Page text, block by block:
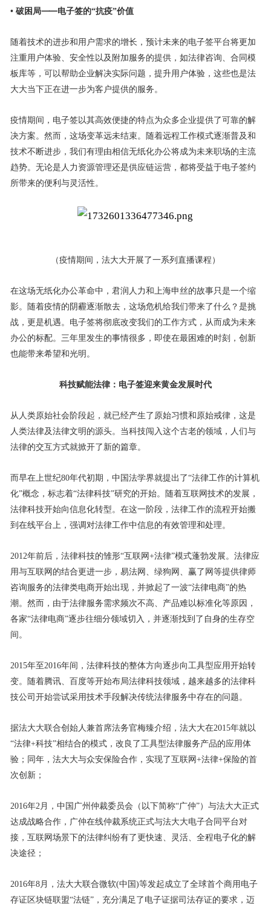
• 破困局⸺电子签的“抗疫”价值
随着技术的进步和用户需求的增长，预计未来的电子签平台将更加
注重用户体验、安全性以及附加服务的提供，如法律咨询、合同模
板库等，可以帮助企业解决实际问题，提升用户体验，这些也是法
大大当下正在进一步为客户提供的服务。
疫情期间，电子签以其高效便捷的特点为众多企业提供了可靠的解
决方案。然而，这场变革远未结束。随着远程工作模式逐渐普及和
技术不断进步，我们有理由相信无纸化办公将成为未来职场的主流
趋势。无论是人力资源管理还是供应链运营，都将受益于电子签约
所带来的便利与灵活性。
（疫情期间，法大大开展了一系列直播课程）
在这场无纸化办公革命中，君润人力和上海申丝的故事只是一个缩
影。随着疫情的阴霾逐渐散去，这场危机给我们带来了什么？是挑
战，更是机遇。电子签将彻底改变我们的工作方式，从而成为未来
办公的标配。三年里发生的事情很多，即使在最困难的时刻，创新
也能带来希望和光明。
科技赋能法律：电子签迎来黄金发展时代
从人类原始社会阶段起，就已经产生了原始习惯和原始戒律，这是
人类法律及法律文明的源头。当科技闯入这个古老的领域，人们与
法律的交互方式就掀开了新的篇章。
而早在上世纪80年代初期，中国法学界就提出了“法律工作的计算机
化”概念，标志着“法律科技”研究的开始。随着互联网技术的发展，
法律科技开始向信息化转型。在这一阶段，法律工作的流程开始搬
到在线平台上，强调对法律工作中信息的有效管理和处理。
2012年前后，法律科技的雏形“互联网+法律”模式蓬勃发展。法律应
用与互联网的结合更进一步，易法网、绿狗网、赢了网等提供律师
咨询服务的法律类电商开始出现，并掀起了一波“法律电商”的热
潮。然而，由于法律服务需求频次不高、产品难以标准化等原因，
各家“法律电商”逐步往细分领域切入，并逐渐找到了自身的生存空
间。
2015年至2016年间，法律科技的整体方向逐步向工具型应用开始转
变。随着腾讯、百度等开始布局法律科技领域，越来越多的法律科
技公司开始尝试采用技术手段解决传统法律服务中存在的问题。
据法大大联合创始人兼首席法务官梅臻介绍，法大大在2015年就以
“法律+科技”相结合的模式，改良了工具型法律服务产品的应用体
验；同年，法大大与众安保险合作，实现了互联网+法律+保险的首
次创新；
2016年2月，中国广州仲裁委员会（以下简称“广仲”）与法大大正式
达成战略合作，广仲在线仲裁系统正式与法大大电子合同平台对
接，互联网场景下的法律纠纷有了更快速、灵活、全程电子化的解
决途径；
2016年8月，法大大联合微软(中国)等发起成立了全球首个商用电子
存证区块链联盟“法链”，充分满足了电子证据司法存证的要求，迈